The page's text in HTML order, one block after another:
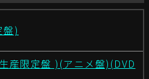
)
産限定盤 )(アニメ盤)(DVD